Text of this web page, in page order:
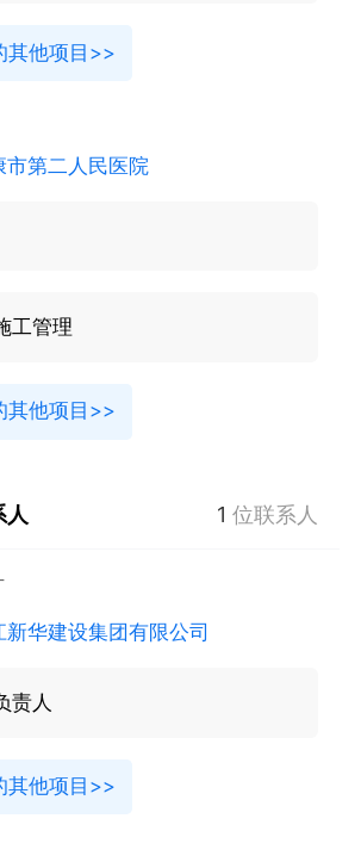
其他项目>>
市第二人民医院
工管理
其他项目>>
人 1 位联系人
新华建设集团有限公司
责人
其他项目>>